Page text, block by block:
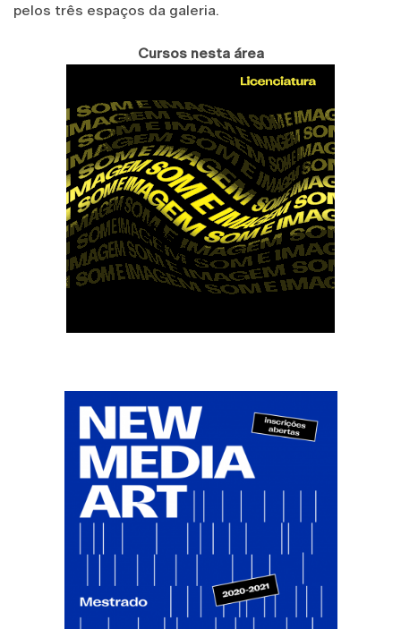
pelos três espaços da galeria.
Cursos nesta área